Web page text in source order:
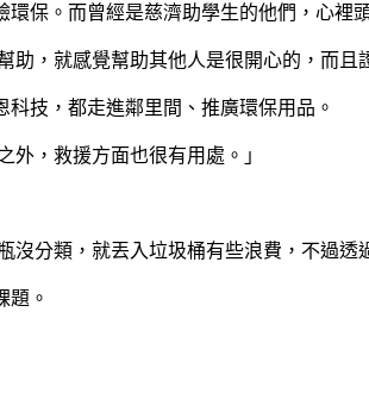
保。而曾經是慈濟助學生的他們，心裡
，就感覺幫助其他人是很開心的，而且
技，都走進鄰里間、推廣環保用品。
外，救援方面也很有用處。」
分類，就丟入垃圾桶有些浪費，不過透
題。